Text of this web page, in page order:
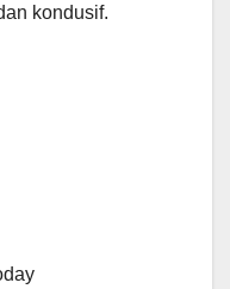
kondusif.